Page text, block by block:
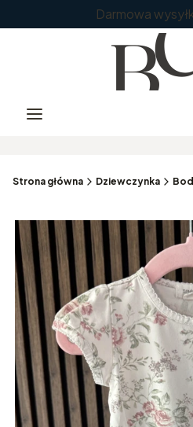
Darmowa
Menu
Strona główna Dziewczynka